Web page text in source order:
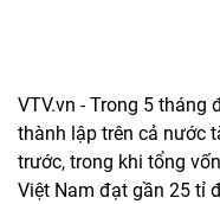
VTV.vn - Trong 5 tháng
thành lập trên cả nước
trước, trong khi tổng
Việt Nam đạt gần 25 tỉ